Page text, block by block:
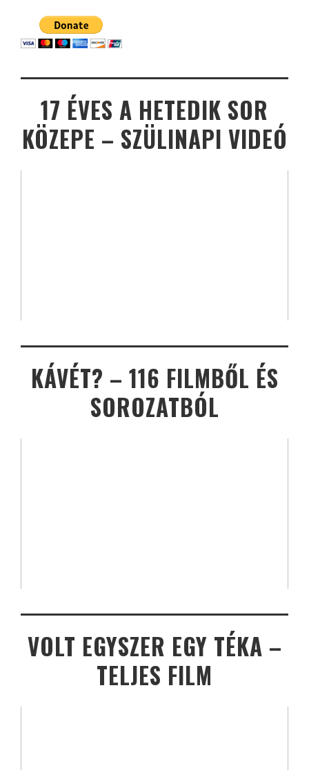
17 ÉVES A HETEDIK SOR
KÖZEPE – SZÜLINAPI VIDEÓ
KÁVÉT? – 116 FILMBŐL ÉS
SOROZATBÓL
VOLT EGYSZER EGY TÉKA –
TELJES FILM